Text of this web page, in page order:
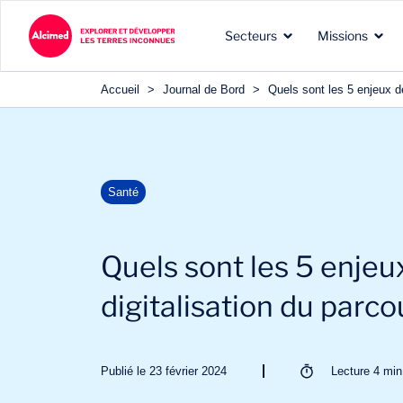
Secteurs
Les terres d’exploration
intervenons
Missions
Les types de missions que
clients
Nos expertises reconnues
clients
Accueil > Journal de Bord > Quels sont les 5 enjeux
Santé
Quels sont les 5
digitalisation du
Publié le 23 février 2024 Lecture 4 min